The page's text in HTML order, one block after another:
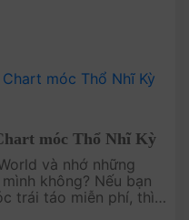
móc Thổ Nhĩ Kỳ
và nhớ những
không? Nếu bạn
trái táo miễn phí, thì